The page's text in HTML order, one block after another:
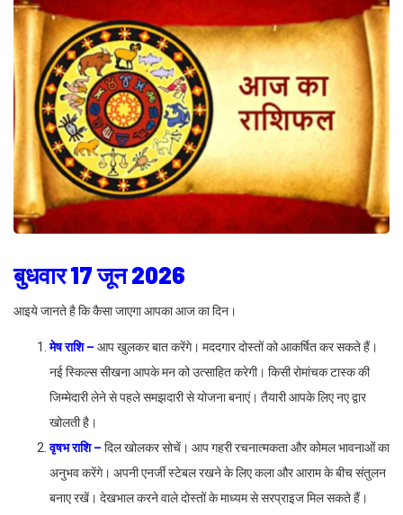
बुधवार 17 जून 2026
आइये जानते है कि कैसा जाएगा आपका आज का दिन।
मेष राशि – आप खुलकर बात करेंगे। मददगार दोस्तों को आकर्षित कर सकते हैं।
नई स्किल्स सीखना आपके मन को उत्साहित करेगी। किसी रोमांचक टास्क की
जिम्मेदारी लेने से पहले समझदारी से योजना बनाएं। तैयारी आपके लिए नए द्वार
खोलती है।
वृषभ राशि – दिल खोलकर सोचें। आप गहरी रचनात्मकता और कोमल भावनाओं का
अनुभव करेंगे। अपनी एनर्जी स्टेबल रखने के लिए कला और आराम के बीच संतुलन
बनाए रखें। देखभाल करने वाले दोस्तों के माध्यम से सरप्राइज मिल सकते हैं।